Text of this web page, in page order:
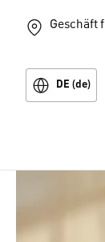
Geschäft
DE (de)